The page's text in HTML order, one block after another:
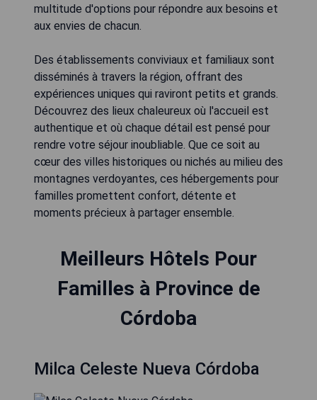
multitude d'options pour répondre aux besoins et
aux envies de chacun.
Des établissements conviviaux et familiaux sont
disséminés à travers la région, offrant des
expériences uniques qui raviront petits et grands.
Découvrez des lieux chaleureux où l'accueil est
authentique et où chaque détail est pensé pour
rendre votre séjour inoubliable. Que ce soit au
cœur des villes historiques ou nichés au milieu des
montagnes verdoyantes, ces hébergements pour
familles promettent confort, détente et
moments précieux à partager ensemble.
Meilleurs Hôtels Pour
Familles à Province de
Córdoba
Milca Celeste Nueva Córdoba